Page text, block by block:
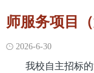
师服务项目
 2026-6-30
我校自主招标